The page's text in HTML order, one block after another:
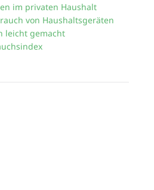
im privaten Haushalt
von Haushaltsgeräten
leicht gemacht